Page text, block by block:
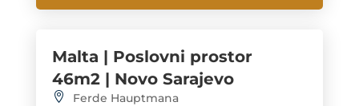
Malta | Poslovni prostor
46m2 | Novo Sarajevo
Ferde Hauptmana